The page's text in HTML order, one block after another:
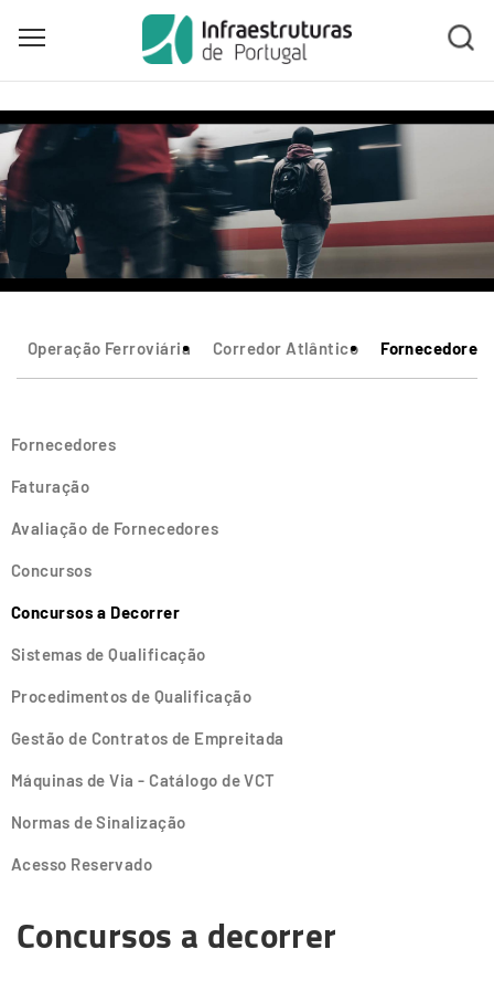
Skip
to
main
content
Toggle main menu visibility
Operação Ferroviária Corredor Atlântico Fornecedores
Fornecedores
Faturação
Avaliação de Fornecedores
Concursos
Concursos a Decorrer
Sistemas de Qualificação
Procedimentos de Qualificação
Gestão de Contratos de Empreitada
Máquinas de Via - Catálogo de VCT
Normas de Sinalização
Acesso Reservado
Concursos a decorrer